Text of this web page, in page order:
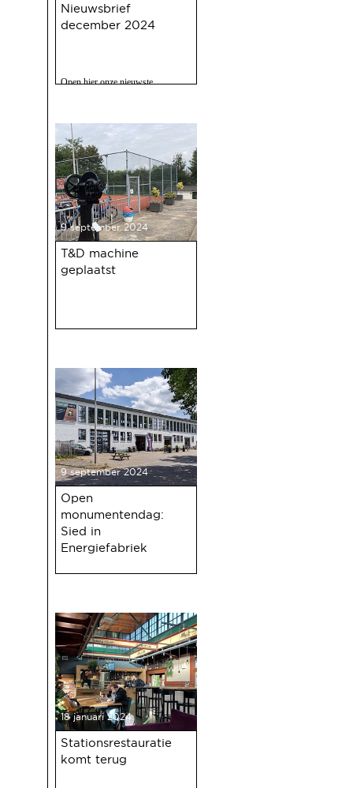
Nieuwsbrief
december 2024
Open hier onze nieuwste
12 december a.s.
9 september 2024
T&D machine
geplaatst
9 september 2024
Open
monumentendag:
Sied in
Energiefabriek
18 januari 2024
Stationsrestauratie
komt terug